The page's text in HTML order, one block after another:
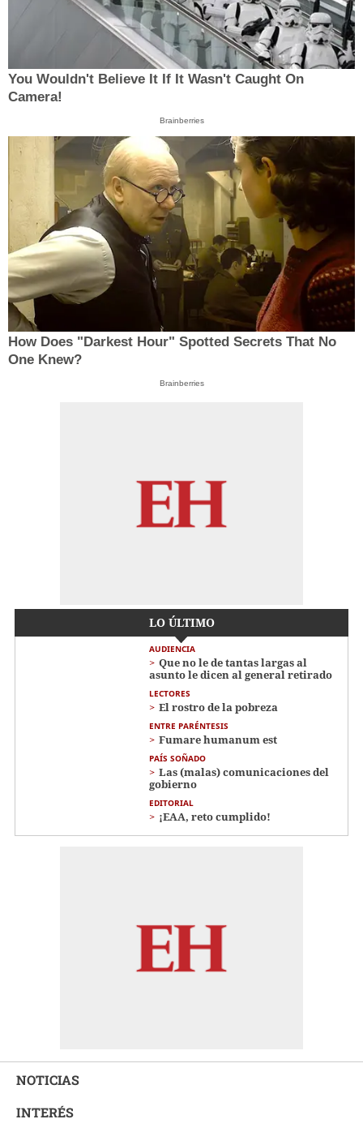
You Wouldn't Believe It If It Wasn't Caught On
Camera!
Brainberries
How Does "Darkest Hour" Spotted Secrets That No
One Knew?
Brainberries
LO ÚLTIMO
AUDIENCIA
Que no le de tantas largas al
asunto le dicen al general retirado
LECTORES
El rostro de la pobreza
ENTRE PARÉNTESIS
Fumare humanum est
PAÍS SOÑADO
Las (malas) comunicaciones del
gobierno
EDITORIAL
¡EAA, reto cumplido!
NOTICIAS
INTERÉS